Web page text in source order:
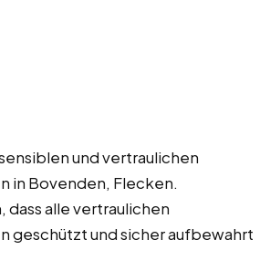
und vertraulichen
in Bovenden, Flecken.
dass alle vertraulichen
geschützt und sicher aufbewahrt